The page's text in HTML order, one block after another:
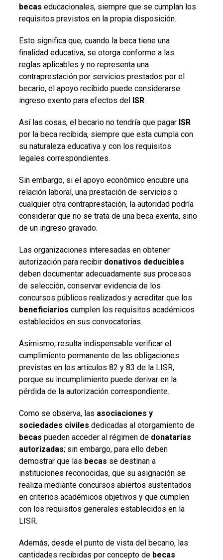
becas educacionales, siempre que se cumplan los
requisitos previstos en la propia disposición.
Esto significa que, cuando la beca tiene una
finalidad educativa, se otorga conforme a las
reglas aplicables y no representa una
contraprestación por servicios prestados por el
becario, el apoyo recibido puede considerarse
ingreso exento para efectos del ISR.
Así las cosas, el becario no tendría que pagar ISR
por la beca recibida, siempre que esta cumpla con
su naturaleza educativa y con los requisitos
legales correspondientes.
Sin embargo, si el apoyo económico encubre una
relación laboral, una prestación de servicios o
cualquier otra contraprestación, la autoridad podría
considerar que no se trata de una beca exenta, sino
de un ingreso gravado.
Las organizaciones interesadas en obtener
autorización para recibir donativos deducibles
deben documentar adecuadamente sus procesos
de selección, conservar evidencia de los
concursos públicos realizados y acreditar que los
beneficiarios cumplen los requisitos académicos
establecidos en sus convocatorias.
Asimismo, resulta indispensable verificar el
cumplimiento permanente de las obligaciones
previstas en los artículos 82 y 83 de la LISR,
porque su incumplimiento puede derivar en la
pérdida de la autorización correspondiente.
Como se observa, las asociaciones y
sociedades civiles dedicadas al otorgamiento de
becas pueden acceder al régimen de donatarias
autorizadas; sin embargo, para ello deben
demostrar que las becas se destinan a
instituciones reconocidas, que su asignación se
realiza mediante concursos abiertos sustentados
en criterios académicos objetivos y que cumplen
con los requisitos generales establecidos en la
LISR.
Además, desde el punto de vista del becario, las
cantidades recibidas por concepto de becas